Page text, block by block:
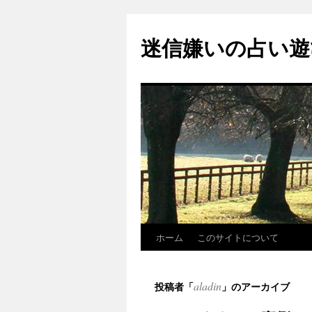
テ
ン
へ
ス
キ
ッ
プ
迷信嫌いの占い
ホーム このサイトについて
投稿者「aladin 」のアーカイブ